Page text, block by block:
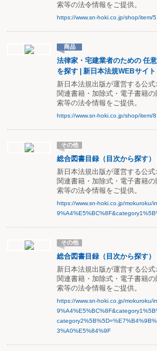
索等の法令情報をご提供。
https://www.sn-hoki.co.jp/shop/item/
商品
法律家・宅建業者のための 任
を探す | 新日本法規WEBサイト
新日本法規出版が運営する公
関連書籍・加除式・電子書籍
索等の法令情報をご提供。
https://www.sn-hoki.co.jp/shop/item/
その他
総合図書目録（目次から探す
新日本法規出版が運営する公
関連書籍・加除式・電子書籍
索等の法令情報をご提供。
https://www.sn-hoki.co.jp/mokuroku/
その他
総合図書目録（目次から探す
新日本法規出版が運営する公
関連書籍・加除式・電子書籍
索等の法令情報をご提供。
https://www.sn-hoki.co.jp/mokuroku/
3%A0%E5%84%9F